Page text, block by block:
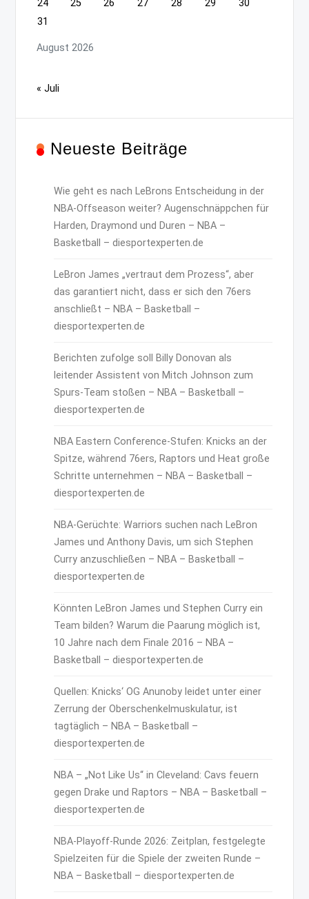
August 2026
24 25 26 27 28 29
30
31
« Juli
Neueste Beiträge
Wie geht es nach LeBrons Entscheidung in der
NBA-Offseason weiter? Augenschnäppchen für
Harden, Draymond und Duren – NBA –
Basketball – diesportexperten.de
LeBron James „vertraut dem Prozess“, aber
das garantiert nicht, dass er sich den 76ers
anschließt – NBA – Basketball –
diesportexperten.de
Berichten zufolge soll Billy Donovan als
leitender Assistent von Mitch Johnson zum
Spurs-Team stoßen – NBA – Basketball –
diesportexperten.de
NBA Eastern Conference-Stufen: Knicks an der
Spitze, während 76ers, Raptors und Heat große
Schritte unternehmen – NBA – Basketball –
diesportexperten.de
NBA-Gerüchte: Warriors suchen nach LeBron
James und Anthony Davis, um sich Stephen
Curry anzuschließen – NBA – Basketball –
diesportexperten.de
Könnten LeBron James und Stephen Curry ein
Team bilden? Warum die Paarung möglich ist,
10 Jahre nach dem Finale 2016 – NBA –
Basketball – diesportexperten.de
Quellen: Knicks‘ OG Anunoby leidet unter einer
Zerrung der Oberschenkelmuskulatur, ist
tagtäglich – NBA – Basketball –
diesportexperten.de
NBA – „Not Like Us“ in Cleveland: Cavs feuern
gegen Drake und Raptors – NBA – Basketball –
diesportexperten.de
NBA-Playoff-Runde 2026: Zeitplan, festgelegte
Spielzeiten für die Spiele der zweiten Runde –
NBA – Basketball – diesportexperten.de